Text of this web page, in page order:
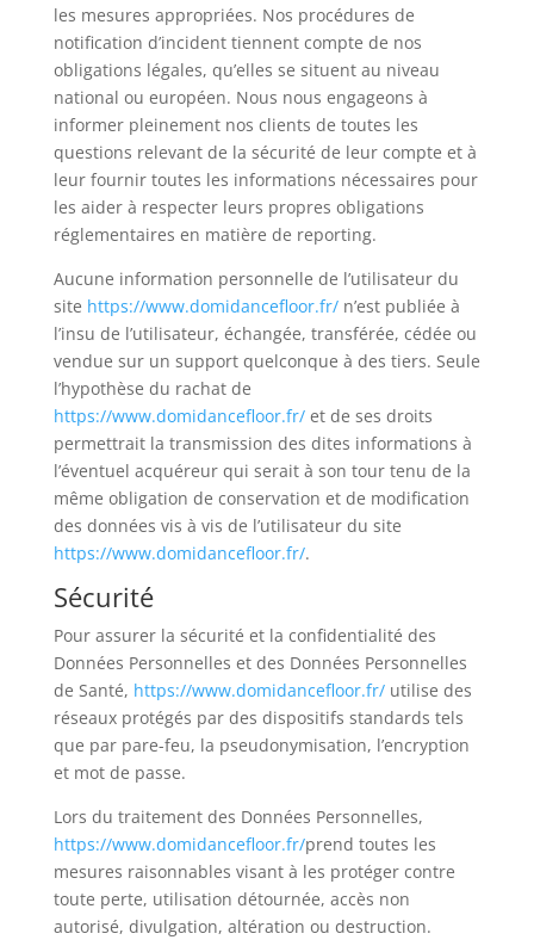
les mesures appropriées. Nos procédures de
notification d’incident tiennent compte de nos
obligations légales, qu’elles se situent au niveau
national ou européen. Nous nous engageons à
informer pleinement nos clients de toutes les
questions relevant de la sécurité de leur compte et à
leur fournir toutes les informations nécessaires pour
les aider à respecter leurs propres obligations
réglementaires en matière de reporting.
Aucune information personnelle de l’utilisateur du
site https://www.domidancefloor.fr/n’est publiée à
l’insu de l’utilisateur, échangée, transférée, cédée ou
vendue sur un support quelconque à des tiers. Seule
l’hypothèse du rachat de
https://www.domidancefloor.fr/et de ses droits
permettrait la transmission des dites informations à
l’éventuel acquéreur qui serait à son tour tenu de la
même obligation de conservation et de modification
des données vis à vis de l’utilisateur du site
https://www.domidancefloor.fr/.
Sécurité
Pour assurer la sécurité et la confidentialité des
Données Personnelles et des Données Personnelles
de Santé, https://www.domidancefloor.fr/utilise des
réseaux protégés par des dispositifs standards tels
que par pare-feu, la pseudonymisation, l’encryption
et mot de passe.
Lors du traitement des Données Personnelles,
https://www.domidancefloor.fr/prend toutes les
mesures raisonnables visant à les protéger contre
toute perte, utilisation détournée, accès non
autorisé, divulgation, altération ou destruction.